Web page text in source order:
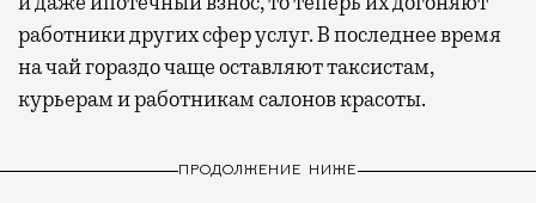
работники других сфер услуг. В последнее время
на чай гораздо чаще оставляют таксистам,
курьерам и работникам салонов красоты.
ПРОДОЛЖЕНИЕ НИЖЕ